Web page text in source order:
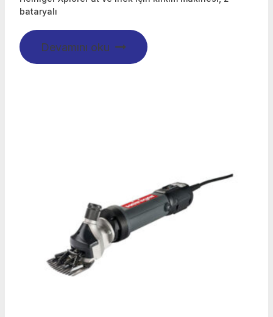
bataryalı
Devamını oku